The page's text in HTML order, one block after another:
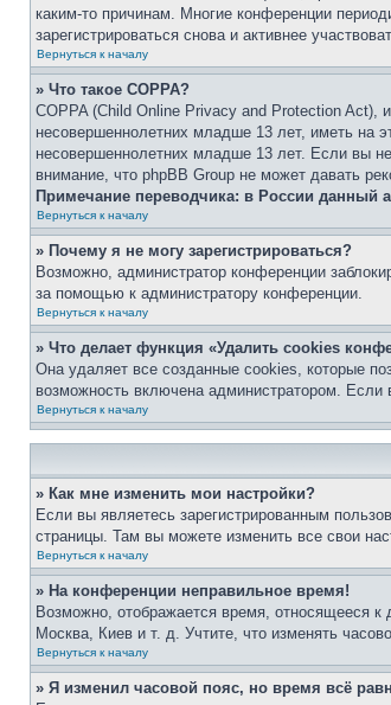
каким-то причинам. Многие конференции
зарегистрироваться снова и активнее
Вернуться к началу
» Что такое COPPA?
COPPA (Child Online Privacy and Protection Act),
несовершеннолетних младше 13 лет, иметь на
несовершеннолетних младше 13 лет. Если вы
внимание, что phpBB Group не может давать
Примечание переводчика: в России данный
Вернуться к началу
» Почему я не могу зарегистрироваться?
Возможно, администратор конференции
за помощью к администратору конференции.
Вернуться к началу
» Что делает функция «Удалить cookies
Она удаляет все созданные cookies, которые
возможность включена администратором.
Вернуться к началу
» Как мне изменить мои настройки?
Если вы являетесь зарегистрированным
страницы. Там вы можете изменить все свои
Вернуться к началу
» На конференции неправильное время!
Возможно, отображается время, относящееся к
Москва, Киев и т. д. Учтите, что изменять
Вернуться к началу
» Я изменил часовой пояс, но время всё